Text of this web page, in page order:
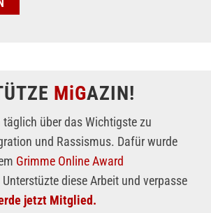
MiGAZIN!
über das Wichtigste zu
und Rassismus. Dafür wurde
Grimme Online Award
diese Arbeit und verpasse
jetzt Mitglied.